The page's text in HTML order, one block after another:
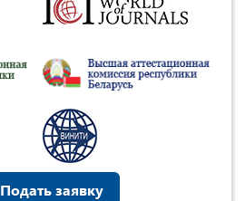
Подать заявку